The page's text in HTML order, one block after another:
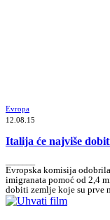
Evropa
12.08.15
Italija će najviše
Evropska komisija
imigranata pomoć od 2,4
dobiti zemlje koje su prve